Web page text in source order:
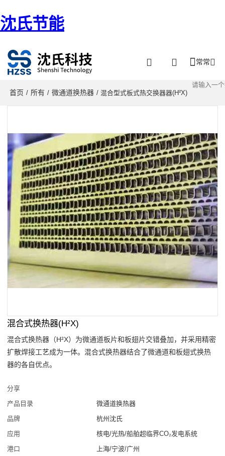
沈氏节能
常常
首页 / 所有 / 微通道换热器 / 混合型式板式热交换器器(H²X)
混合式换热器(H²X)
混合式换热器（H²X）为微通道板片和板翅片交错叠加，并采用精密
扩散焊接工艺成为一体。混合式换热器结合了微通道和板翅式换热
器的各自优点。
分享
产品目录
微通道换热器
品牌
杭州沈氏
应用
核电/光热/船舶超临界CO₂发电系统
港口
上海/宁波/广州